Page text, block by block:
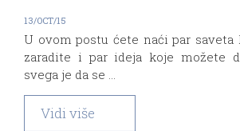
13/OCT/15
U ovom postu ćete naći par saveta
zaradite i par ideja koje možete
svega je da se ...
Vidi više